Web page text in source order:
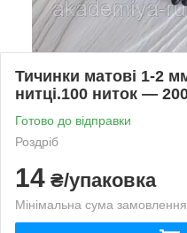
Тичинки матові 1-2
нитці.100 ниток —
Готово до відправки
Роздріб
14 ₴/упаковка
Мінімальна сума